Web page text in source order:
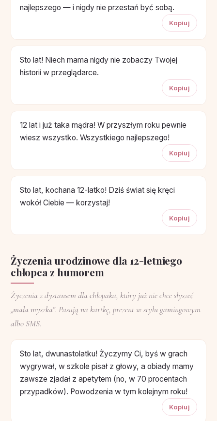
najlepszego — i nigdy nie przestań być sobą.
Kopiuj
Sto lat! Niech mama nigdy nie zobaczy Twojej
historii w przeglądarce.
Kopiuj
12 lat i już taka mądra! W przyszłym roku pewnie
wiesz wszystko. Wszystkiego najlepszego!
Kopiuj
Sto lat, kochana 12-latko! Dziś świat się kręci
wokół Ciebie — korzystaj!
Kopiuj
Życzenia urodzinowe dla 12-letniego
chłopca z humorem
Życzenia z dystansem dla chłopaka, który już nie chce słyszeć
„mała myszka”. Pasują na kartkę, prezent w stylu gamingowym
albo SMS.
Sto lat, dwunastolatku! Życzymy Ci, byś w grach
wygrywał, w szkole pisał z głowy, a obiady mamy
zawsze zjadał z apetytem (no, w 70 procentach
przypadków). Powodzenia w tym kolejnym roku!
Kopiuj